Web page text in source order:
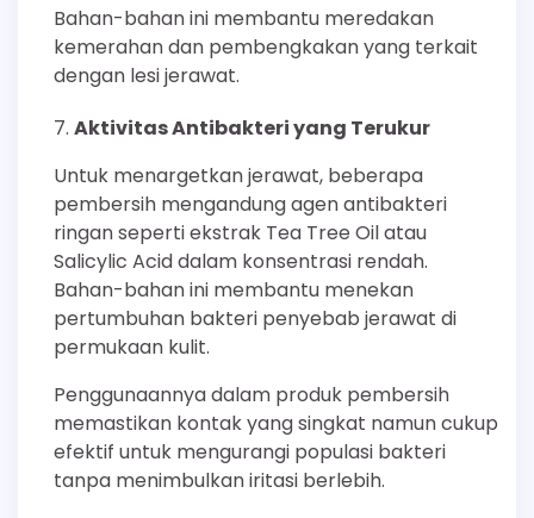
Bahan-bahan ini membantu meredakan
kemerahan dan pembengkakan yang terkait
dengan lesi jerawat.
Aktivitas Antibakteri yang Terukur
Untuk menargetkan jerawat, beberapa
pembersih mengandung agen antibakteri
ringan seperti ekstrak Tea Tree Oil atau
Salicylic Acid dalam konsentrasi rendah.
Bahan-bahan ini membantu menekan
pertumbuhan bakteri penyebab jerawat di
permukaan kulit.
Penggunaannya dalam produk pembersih
memastikan kontak yang singkat namun cukup
efektif untuk mengurangi populasi bakteri
tanpa menimbulkan iritasi berlebih.